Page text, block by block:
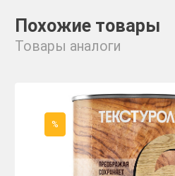
Похожие товары
Товары аналоги
%